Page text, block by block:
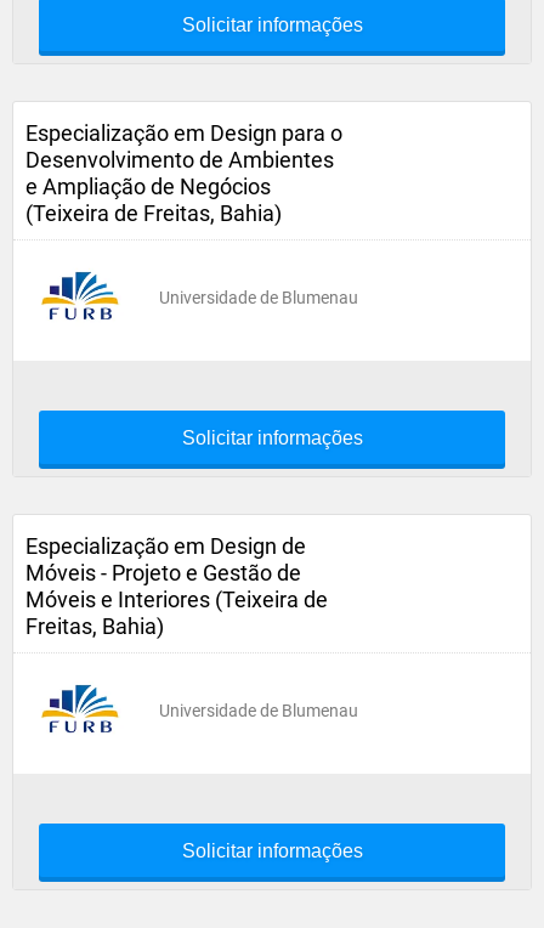
Solicitar informações
Especialização em Design para o
Desenvolvimento de Ambientes
e Ampliação de Negócios
(Teixeira de Freitas, Bahia)
Universidade de Blumenau
Solicitar informações
Especialização em Design de
Móveis - Projeto e Gestão de
Móveis e Interiores (Teixeira de
Freitas, Bahia)
Universidade de Blumenau
Solicitar informações